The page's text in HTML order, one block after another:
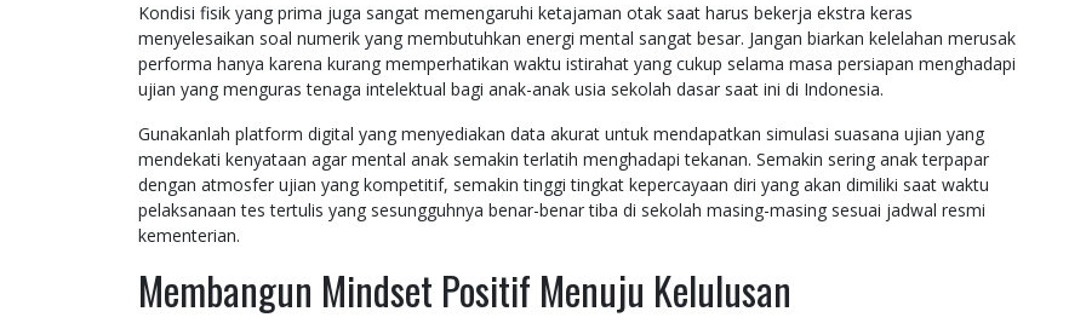
Kondisi fisik yang prima juga sangat memengaruhi ketajaman otak saat harus bekerja ekstra keras
menyelesaikan soal numerik yang membutuhkan energi mental sangat besar. Jangan biarkan kelelahan merusak
performa hanya karena kurang memperhatikan waktu istirahat yang cukup selama masa persiapan menghadapi
ujian yang menguras tenaga intelektual bagi anak-anak usia sekolah dasar saat ini di Indonesia.
Gunakanlah platform digital yang menyediakan data akurat untuk mendapatkan simulasi suasana ujian yang
mendekati kenyataan agar mental anak semakin terlatih menghadapi tekanan. Semakin sering anak terpapar
dengan atmosfer ujian yang kompetitif, semakin tinggi tingkat kepercayaan diri yang akan dimiliki saat waktu
pelaksanaan tes tertulis yang sesungguhnya benar-benar tiba di sekolah masing-masing sesuai jadwal resmi
kementerian.
Membangun Mindset Positif Menuju Kelulusan